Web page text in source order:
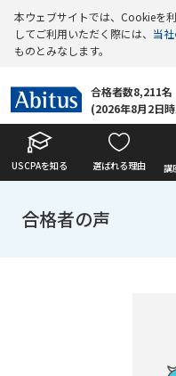
本ウェブサイトでは、Cookieを
してご利用いただく際には、 当
ものとみなします。
合格者数8,211名
(2026年8月2日
USCPAを知る 選ばれる理由 講
合格者の声